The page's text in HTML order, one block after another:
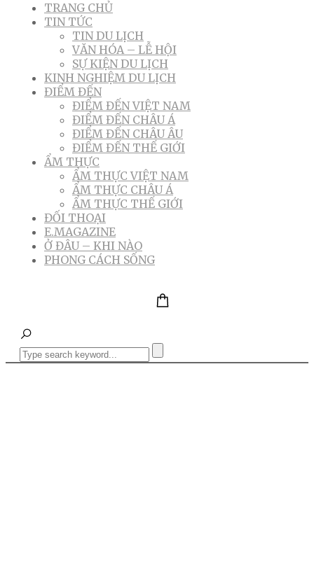
TRANG CHỦ
TIN TỨC
TIN DU LỊCH
VĂN HÓA – LỄ HỘI
SỰ KIỆN DU LỊCH
KINH NGHIỆM DU LỊCH
ĐIỂM ĐẾN
ĐIỂM ĐẾN VIỆT NAM
ĐIỂM ĐẾN CHÂU Á
ĐIỂM ĐẾN CHÂU ÂU
ĐIỂM ĐẾN THẾ GIỚI
ẨM THỰC
ẨM THỰC VIỆT NAM
ẨM THỰC CHÂU Á
ẨM THỰC THẾ GIỚI
ĐỐI THOẠI
E.MAGAZINE
Ở ĐÂU – KHI NÀO
PHONG CÁCH SỐNG